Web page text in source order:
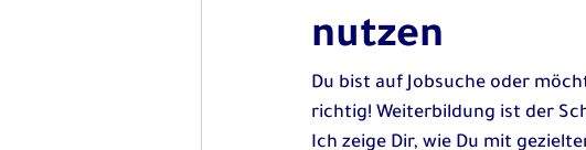
nutzen
Du bist auf Jobsuche oder
richtig! Weiterbildung ist der
Ich zeige Dir, wie Du mit